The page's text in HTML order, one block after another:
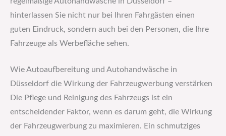
hinterlassen Sie nicht nur bei Ihren Fahrgästen einen
guten Eindruck, sondern auch bei den Personen, die Ihre
Fahrzeuge als Werbefläche sehen.
Wie Autoaufbereitung und Autohandwäsche in
Düsseldorf die Wirkung der Fahrzeugwerbung verstärken
Die Pflege und Reinigung des Fahrzeugs ist ein
entscheidender Faktor, wenn es darum geht, die Wirkung
der Fahrzeugwerbung zu maximieren. Ein schmutziges